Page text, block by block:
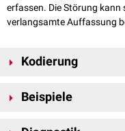
erfassen. Die Störung kann
verlangsamte Auffassung
Kodierung
psychopathologischen Befund
Beispiele